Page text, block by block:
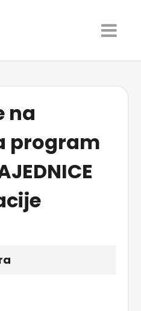
na
program